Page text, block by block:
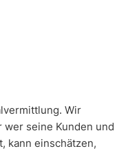
Wir
wer seine Kunden und
kann einschätzen,